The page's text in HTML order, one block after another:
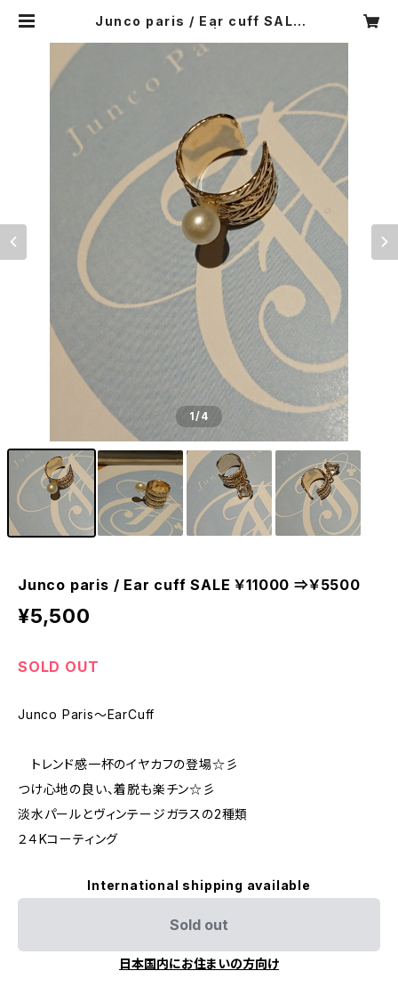
Junco paris / Ear cuff SALE
KI
1/4
Junco paris / Ear cuff SALE ￥11000 ⇒￥5500
¥5,500
SOLD OUT
Junco Paris～EarCuff
トレンド感一杯のイヤカフの登場☆彡
つけ心地の良い、着脱も楽チン☆彡
淡水パールとヴィンテージガラスの2種類
２４Kコーティング
International shipping available
Sold out
日本国内にお住まいの方向け